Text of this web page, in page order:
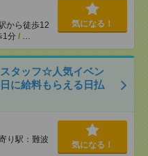
から徒歩12
1分 / …
気になる！
タッフ☆人気イベン
に給料もらえる日払
り駅：難波
気になる！